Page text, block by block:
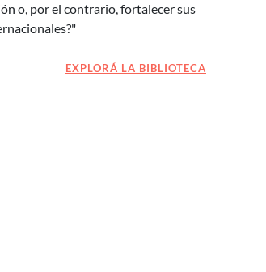
o, por el contrario, fortalecer sus
EXPLORÁ LA BIBLIOTECA